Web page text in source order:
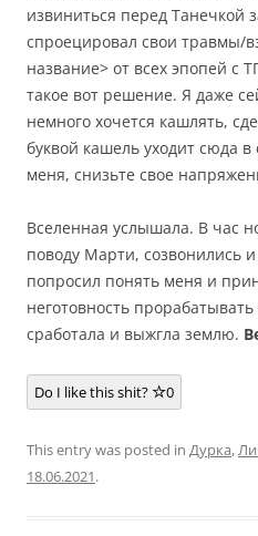
извиниться перед Танечкой
спроецировал свои травмы/
название> от всех эпопей с
такое вот решение. Я даже
немного хочется кашлять,
буквой кашель уходит сюда
меня, снизьте свое
Вселенная услышала. В час
поводу Марти, созвонились
попросил понять меня и
неготовность
сработала и выжгла землю.
Do I like this shit? 0
This entry was posted in Дурка,
18.06.2021.